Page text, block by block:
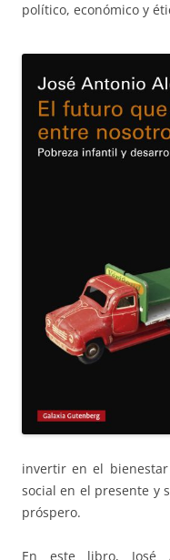
político, económico y
invertir en el
social en el presente y
próspero.
En este libro, José